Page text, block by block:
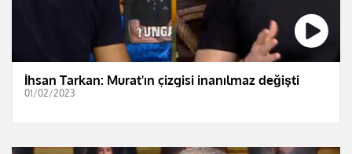
İhsan Tarkan: Murat'ın çizgisi inanılmaz değişti
01/02/2023